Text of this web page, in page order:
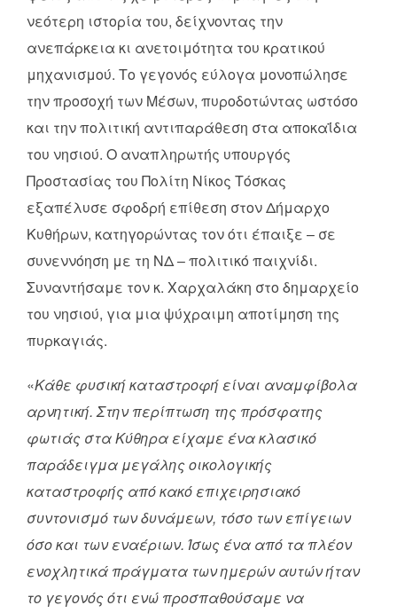
νεότερη ιστορία του, δείχνοντας την
ανεπάρκεια κι ανετοιμότητα του κρατικού
μηχανισμού. Το γεγονός εύλογα μονοπώλησε
την προσοχή των Μέσων, πυροδοτώντας ωστόσο
και την πολιτική αντιπαράθεση στα αποκαΐδια
του νησιού. Ο αναπληρωτής υπουργός
Προστασίας του Πολίτη Νίκος Τόσκας
εξαπέλυσε σφοδρή επίθεση στον Δήμαρχο
Κυθήρων, κατηγορώντας τον ότι έπαιξε – σε
συνεννόηση με τη ΝΔ – πολιτικό παιχνίδι.
Συναντήσαμε τον κ. Χαρχαλάκη στο δημαρχείο
του νησιού, για μια ψύχραιμη αποτίμηση της
πυρκαγιάς.
«Κάθε φυσική καταστροφή είναι αναμφίβολα
αρνητική. Στην περίπτωση της πρόσφατης
φωτιάς στα Κύθηρα είχαμε ένα κλασικό
παράδειγμα μεγάλης οικολογικής
καταστροφής από κακό επιχειρησιακό
συντονισμό των δυνάμεων, τόσο των επίγειων
όσο και των εναέριων. Ίσως ένα από τα πλέον
ενοχλητικά πράγματα των ημερών αυτών ήταν
το γεγονός ότι ενώ προσπαθούσαμε να